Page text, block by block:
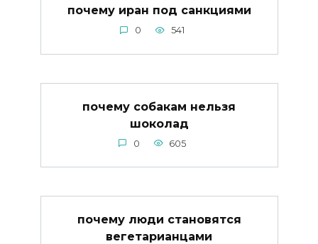
почему иран под санкциями
0 541
почему собакам нельзя
шоколад
0 605
почему люди становятся
вегетарианцами